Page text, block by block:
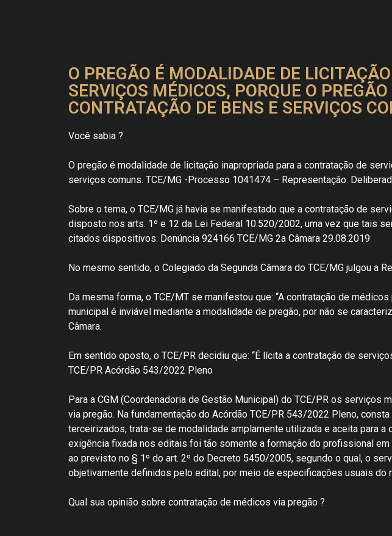
O PREGÃO É MODALIDADE DE
SERVIÇOS MÉDICOS, PORQUE O
CONTRATAÇÃO DE BENS E SERVIÇOS
Você sabia ?
O pregão é modalidade de licitação inapropriada para a contratação de
serviços comuns. TCE/MG -Processo 1041474 – Representação.
Sobre o tema, o TCE/MG já havia se manifestado que a contratação de
disposto nos arts. 1º e 12 da Lei Federal 10.520/2002, uma vez que tais
citados dispositivos. Denúncia 924166 TCE/MG 2a Câmara 29.08.2019
No mesmo sentido, o Colegiado da Segunda Câmara do TCE/MG julgou a
Da mesma forma, o TCE/MT se manifestou que: “A contratação de
municipal é inviável mediante a modalidade de pregão, por não se
Câmara.
Em sentido oposto, o TCE/PR decidiu que: “É lícita a contratação de
TCE/PR Acórdão 543/2022 Pleno
Para a CGM (Coordenadoria de Gestão Municipal) do TCE/PR os
via pregão. Na fundamentação do Acórdão TCE/PR 543/2022 Pleno,
terceirizados, trata-se de modalidade amplamente utilizada e aceita para
exigência fixada nos editais foi tão somente a formação do profissional
ao previsto no § 1º do art. 2º do Decreto 5450/2005, segundo o qual, o
objetivamente definidos pelo edital, por meio de especificações usuais do
Qual sua opinião sobre contratação de médicos via pregão ?